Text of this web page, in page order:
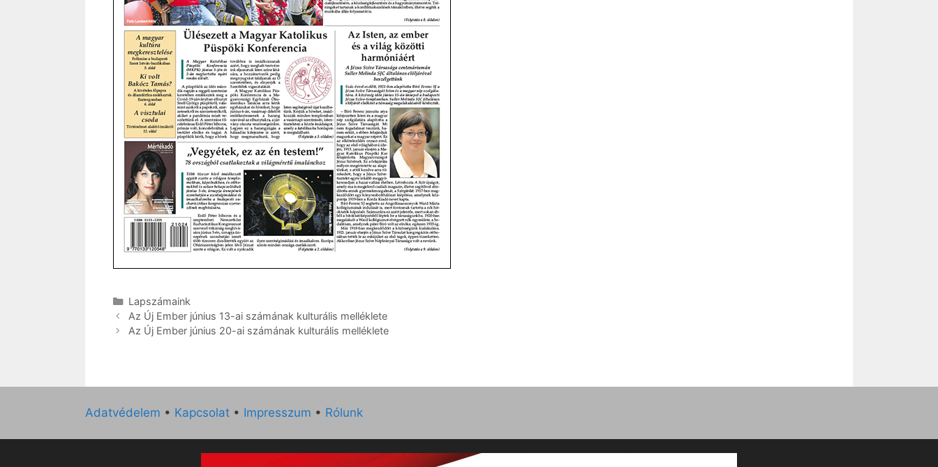
Kategória
Lapszámaink
Az Új Ember június 13-ai számának kulturális melléklete
Az Új Ember június 20-ai számának kulturális melléklete
Adatvédelem • Kapcsolat • Impresszum • Rólunk